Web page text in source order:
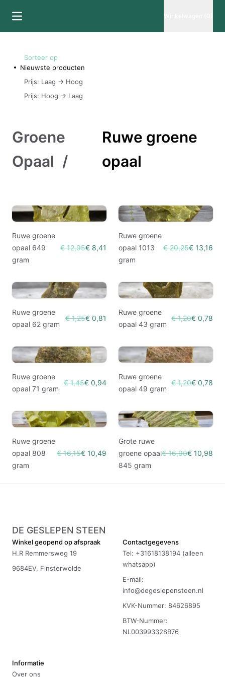
Sorteer op
Nieuwste producten
Prijs: Laag -> Hoog
Prijs: Hoog -> Laag
Groene
Opaal /
Ruwe groene
opaal
Ruwe groene
opaal 649
gram
€ 12,95€ 8,41
Ruwe groene
opaal 1013
gram
€ 20,25€ 13,16
Ruwe groene
opaal 62 gram
€ 1,25€ 0,81
Ruwe groene
opaal 43 gram
€ 1,20€ 0,78
Ruwe groene
opaal 71 gram
€ 1,45€ 0,94
Ruwe groene
opaal 49 gram
€ 1,20€ 0,78
Ruwe groene
opaal 808
gram
€ 16,15€ 10,49
Grote ruwe
groene opaal
845 gram
€ 16,90€ 10,98
DE GESLEPEN STEEN
Winkel geopend op afspraak
H.R Remmersweg 19
9684EV, Finsterwolde
Contactgegevens
Tel: +31618138194 (alleen
whatsapp)
E-mail:
info@degeslepensteen.nl
KVK-Nummer: 84626895
BTW-Nummer:
NL003993328B76
Informatie
Over ons